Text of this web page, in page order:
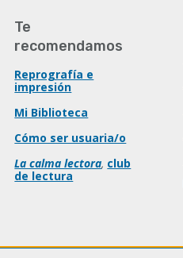
Te
recomendamos
Reprografía e
impresión
Mi Biblioteca
Cómo ser usuaria/o
La calma lectora, club
de lectura